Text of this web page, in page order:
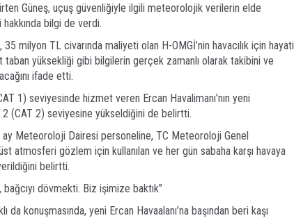
Güneş, uçuş güvenliğiyle ilgili meteorolojik verilerin elde
bilgi de verdi.
milyon TL civarında maliyeti olan H-OMGİ’nin havacılık için hayati
taban yüksekliği gibi bilgilerin gerçek zamanlı olarak takibini ve
ifade etti.
1) seviyesinde hizmet veren Ercan Havalimanı’nın yeni
(CAT 2) seviyesine yükseldiğini de belirtti.
ay Meteoroloji Dairesi personeline, TC Meteoroloji Genel
atmosferi gözlem için kullanılan ve her gün sabaha karşı havaya
belirtti.
bağcıyı dövmekti. Biz işimize baktık”
da konuşmasında, yeni Ercan Havaalanı’na başından beri kaşı